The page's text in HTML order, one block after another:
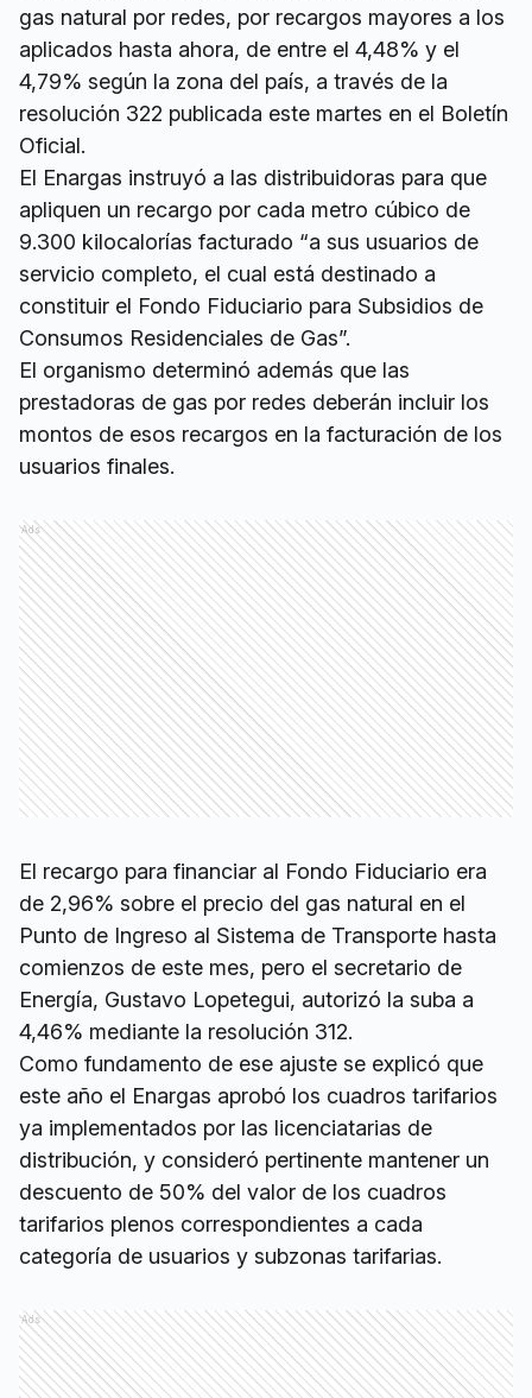
gas natural por redes, por recargos mayores a los
aplicados hasta ahora, de entre el 4,48% y el
4,79% según la zona del país, a través de la
resolución 322 publicada este martes en el Boletín
Oficial.
El Enargas instruyó a las distribuidoras para que
apliquen un recargo por cada metro cúbico de
9.300 kilocalorías facturado “a sus usuarios de
servicio completo, el cual está destinado a
constituir el Fondo Fiduciario para Subsidios de
Consumos Residenciales de Gas”.
El organismo determinó además que las
prestadoras de gas por redes deberán incluir los
montos de esos recargos en la facturación de los
usuarios finales.
Ads
El recargo para financiar al Fondo Fiduciario era
de 2,96% sobre el precio del gas natural en el
Punto de Ingreso al Sistema de Transporte hasta
comienzos de este mes, pero el secretario de
Energía, Gustavo Lopetegui, autorizó la suba a
4,46% mediante la resolución 312.
Como fundamento de ese ajuste se explicó que
este año el Enargas aprobó los cuadros tarifarios
ya implementados por las licenciatarias de
distribución, y consideró pertinente mantener un
descuento de 50% del valor de los cuadros
tarifarios plenos correspondientes a cada
categoría de usuarios y subzonas tarifarias.
Ads